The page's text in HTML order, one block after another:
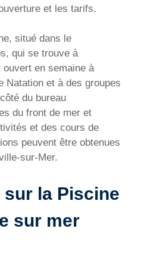
et les tarifs.
situé dans le
qui se trouve à
en semaine à
Natation et à des groupes
du bureau
du front de mer et
et des cours de
peuvent être obtenues
sur-Mer.
la Piscine
sur mer